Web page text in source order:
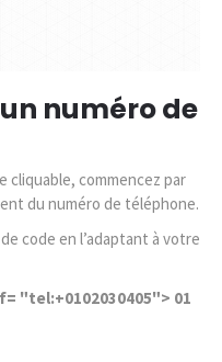
numéro de
cliquable, commencez par
du numéro de téléphone.
code en l’adaptant à votre
"tel:+0102030405"> 01